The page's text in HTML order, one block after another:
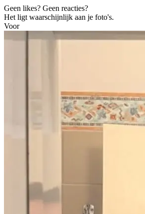
Geen likes? Geen reacties?
Het ligt waarschijnlijk aan je foto's.
Voor